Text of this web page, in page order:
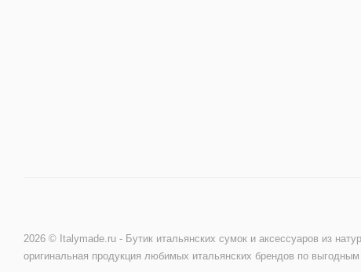
2026 © Italymade.ru - Бутик итальянских сумок и аксессуаров из
оригинальная продукция любимых итальянских брендов по